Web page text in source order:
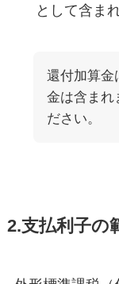
として含ま
還付加算金
金は含まれ
ださい。
2.支払利子の